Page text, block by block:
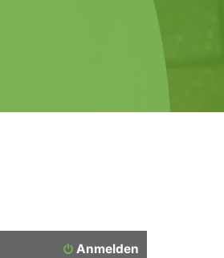
Anmelden